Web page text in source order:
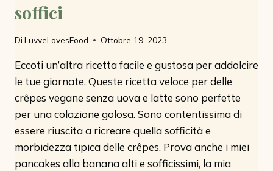
soffici
Di LuvveLovesFood Ottobre 19, 2023
Eccoti un’altra ricetta facile e gustosa per addolcire
le tue giornate. Queste ricetta veloce per delle
crêpes vegane senza uova e latte sono perfette
per una colazione golosa. Sono contentissima di
essere riuscita a ricreare quella sofficità e
morbidezza tipica delle crêpes. Prova anche i miei
pancakes alla banana alti e sofficissimi, la mia